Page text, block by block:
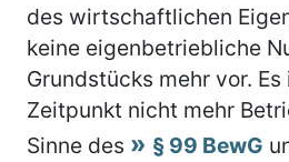
des wirtschaftlichen
keine eigenbetriebliche
Grundstücks mehr vor.
Zeitpunkt nicht mehr
Sinne des
§ 99 BewG